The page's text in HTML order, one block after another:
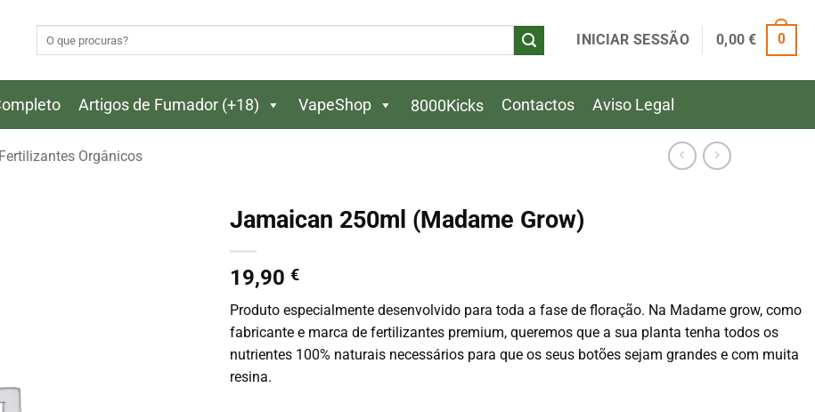
INICIAR SESSÃO 0,00€ 0
Artigos de Fumador (+18) VapeShop 8000Kicks Contactos Aviso Legal
Fertilizantes Orgânicos
Jamaican 250ml (Madame Grow)
19,90 €
Produto especialmente desenvolvido para toda a fase de floração. Na Madame grow, como
fabricante e marca de fertilizantes premium, queremos que a sua planta tenha todos os
nutrientes 100% naturais necessários para que os seus botões sejam grandes e com muita
resina.